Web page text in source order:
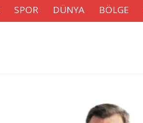
SPOR DÜNYA BÖLGE